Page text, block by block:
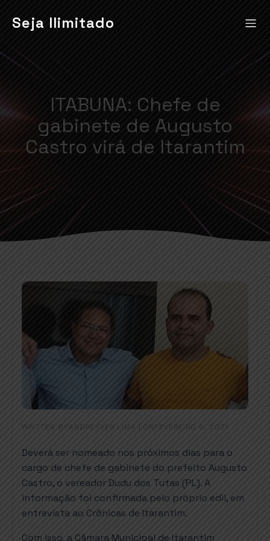
Seja Ilimitado
ITABUNA: Chefe de
gabinete de Augusto
Castro virá de Itarantim
WRITTEN BYANDREYVER LIMA ON FEVEREIRO 6, 2021
Deverá ser nomeado nos próximos dias para o
cargo de chefe de gabinete do prefeito Augusto
Castro, o vereador Dudu dos Tutas (PL). A
informação foi confirmada pelo próprio edil, em
entrevista ao Crônicas de Itarantim.
Com isso, a Câmara Municipal de Itarantim